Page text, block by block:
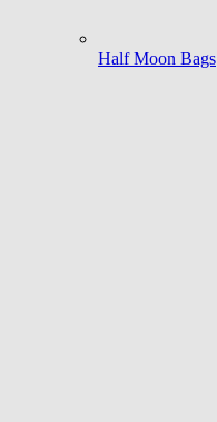
Half Moon Bags